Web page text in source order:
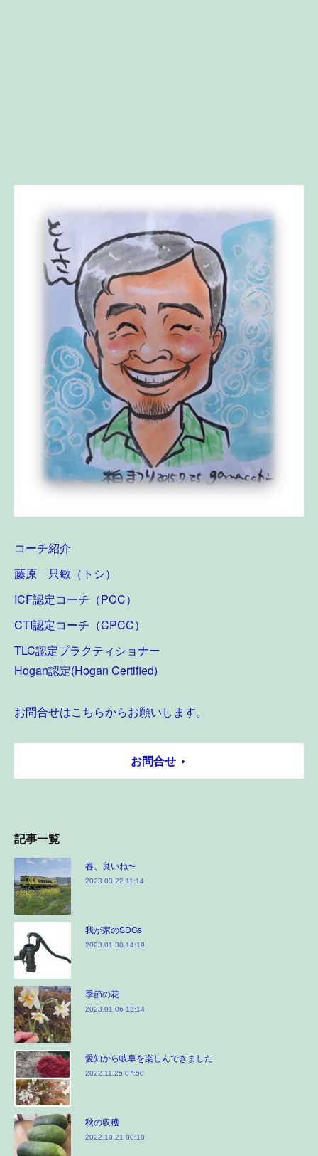
コーチ紹介
藤原 只敏（トシ）
ICF認定コーチ（PCC）
CTI認定コーチ（CPCC）
TLC認定プラクティショナー
Hogan認定(Hogan Certified)
お問合せはこちらからお願いします。
お問合せ
記事一覧
春、良いね〜
2023.03.22 11:14
我が家のSDGs
2023.01.30 14:19
季節の花
2023.01.06 13:14
愛知から岐阜を楽しんできました
2022.11.25 07:50
秋の収穫
2022.10.21 00:10